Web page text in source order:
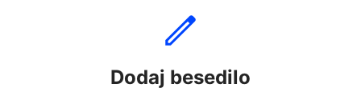
Arabski. Brez prijave, brez naročnin.